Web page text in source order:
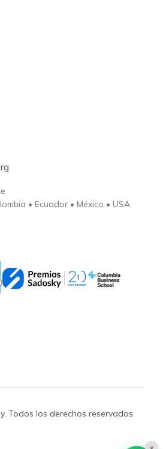
• Ecuador • México • USA
Todos los derechos reservados.